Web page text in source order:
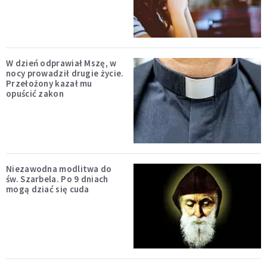
W dzień odprawiał Mszę, w
nocy prowadził drugie życie.
Przełożony kazał mu
opuścić zakon
Niezawodna modlitwa do
św. Szarbela. Po 9 dniach
mogą dziać się cuda